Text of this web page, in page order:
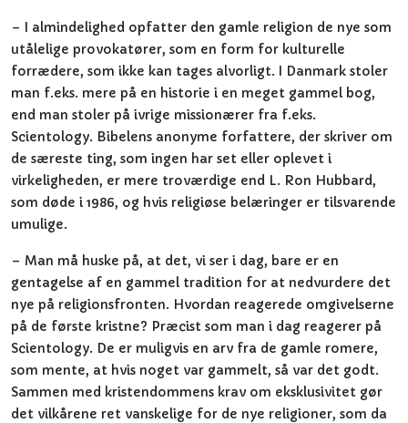
– I almindelighed opfatter den gamle religion de nye som
utålelige provokatører, som en form for kulturelle
forrædere, som ikke kan tages alvorligt. I Danmark stoler
man f.eks. mere på en historie i en meget gammel bog,
end man stoler på ivrige missionærer fra f.eks.
Scientology. Bibelens anonyme forfattere, der skriver om
de særeste ting, som ingen har set eller oplevet i
virkeligheden, er mere troværdige end L. Ron Hubbard,
som døde i 1986, og hvis religiøse belæringer er tilsvarende
umulige.
– Man må huske på, at det, vi ser i dag, bare er en
gentagelse af en gammel tradition for at nedvurdere det
nye på religionsfronten. Hvordan reagerede omgivelserne
på de første kristne? Præcist som man i dag reagerer på
Scientology. De er muligvis en arv fra de gamle romere,
som mente, at hvis noget var gammelt, så var det godt.
Sammen med kristendommens krav om eksklusivitet gør
det vilkårene ret vanskelige for de nye religioner, som da